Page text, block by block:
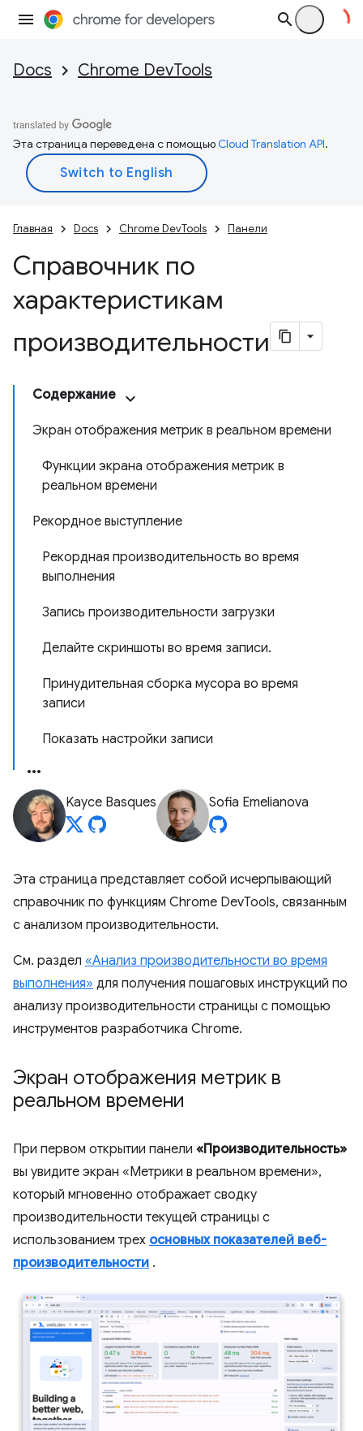
Docs Chrome DevTools
Эта страница переведена с помощьюCloud Translation API.
Главная Docs Chrome DevTools Панели
Справочник по
характеристикам
производительности
Содержание
Экран отображения метрик в реальном времени
Функции экрана отображения метрик в
реальном времени
Рекордное выступление
Рекордная производительность во время
выполнения
Запись производительности загрузки
Делайте скриншоты во время записи.
Принудительная сборка мусора во время
записи
Показать настройки записи
Kayce Basques Sofia Emelianova
Эта страница представляет собой исчерпывающий
справочник по функциям Chrome DevTools, связанным
с анализом производительности.
См. раздел «Анализ производительности во время
выполнения» для получения пошаговых инструкций по
анализу производительности страницы с помощью
инструментов разработчика Chrome.
Экран отображения метрик в
реальном времени
При первом открытии панели «Производительность»
вы увидите экран «Метрики в реальном времени»,
который мгновенно отображает сводку
производительности текущей страницы с
использованием трех основных показателей веб-
производительности .